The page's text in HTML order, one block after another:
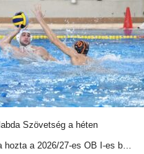
Szövetség a héten
hozta a 2026/27-es OB I-es b…